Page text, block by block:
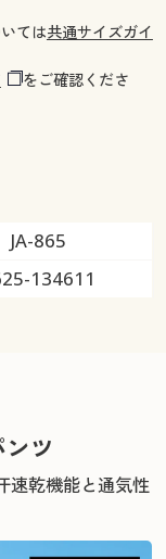
ては共通サイズガイ
をご確認くださ
JA-865
134611
ツ
速乾機能と通気性